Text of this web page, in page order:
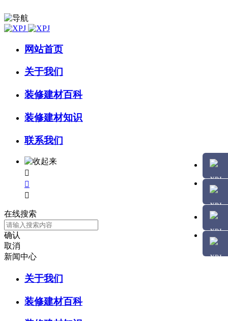
网站首页
关于我们
装修建材百科
装修建材知识
联系我们



在线搜索
确认
取消
新闻中心
关于我们
装修建材百科